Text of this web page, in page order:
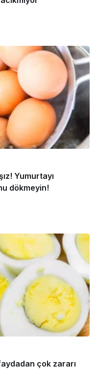
Yumurtayı
dökmeyin!
çok zararı